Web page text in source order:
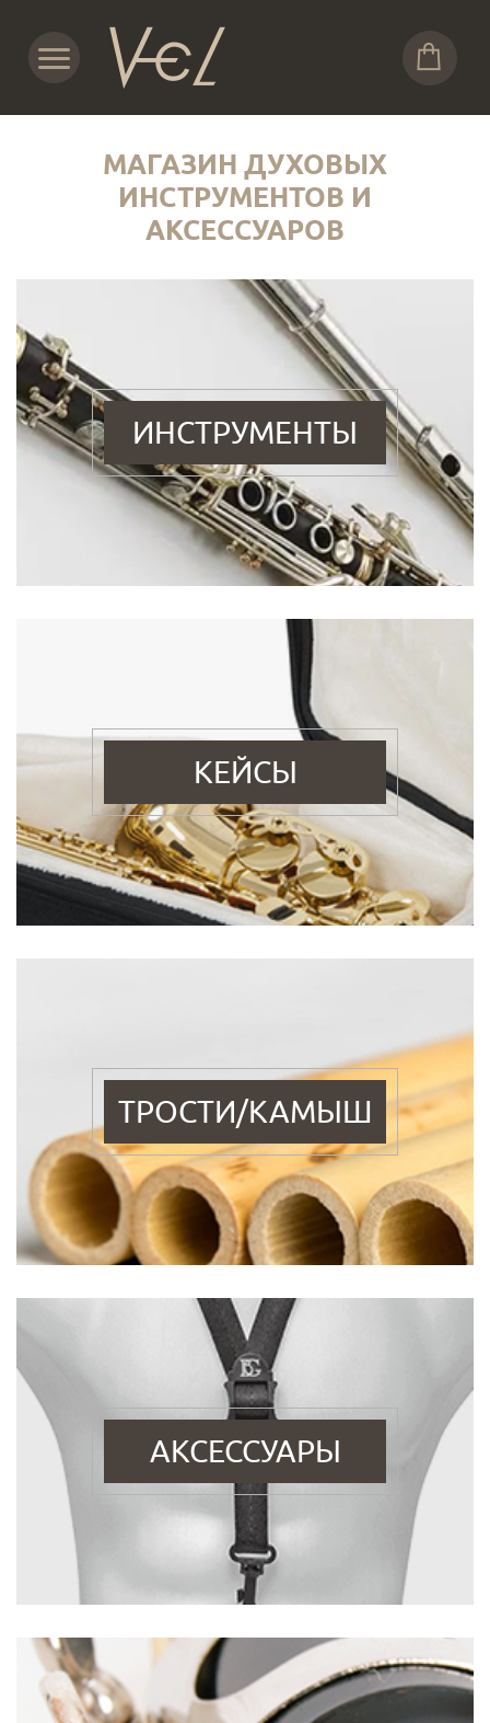
МАГАЗИН ДУХОВЫХ
ИНСТРУМЕНТОВ И
АКСЕССУАРОВ
ИНСТРУМЕНТЫ
КЕЙСЫ
ТРОСТИ/КАМЫШ
АКСЕССУАРЫ